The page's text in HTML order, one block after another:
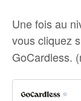
Une fois au
vous cliquez
GoCardless.